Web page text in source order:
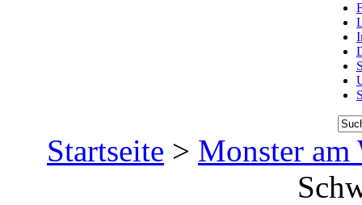
Startseite > Monster am